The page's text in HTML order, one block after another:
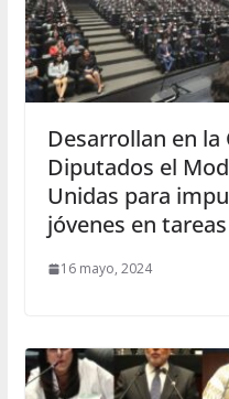
Desarrollan en la
Diputados el
Unidas para
jóvenes en
16 mayo, 2024